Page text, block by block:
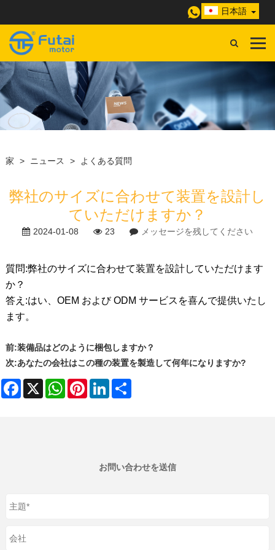
日本語
家 > ニュース > よくある質問
弊社のサイズに合わせて装置を設計し
ていただけますか？
2024-01-08 23 メッセージを残してください
質問:弊社のサイズに合わせて装置を設計していただけます
か？
答え:はい、OEM および ODM サービスを喜んで提供いたし
ます。
前:装備品はどのように梱包しますか？
次:あなたの会社はこの種の装置を製造して何年になりますか?
Facebook
X WhatsAppPinterestLinkedIn
お問い合わせを送信